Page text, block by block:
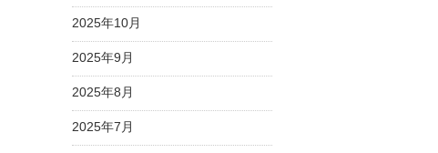
2025年10月
2025年9月
2025年8月
2025年7月